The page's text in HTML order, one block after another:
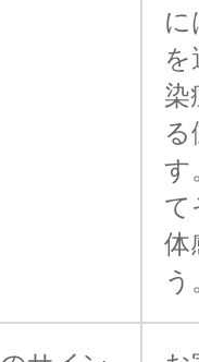
に
染
す
て
体
う